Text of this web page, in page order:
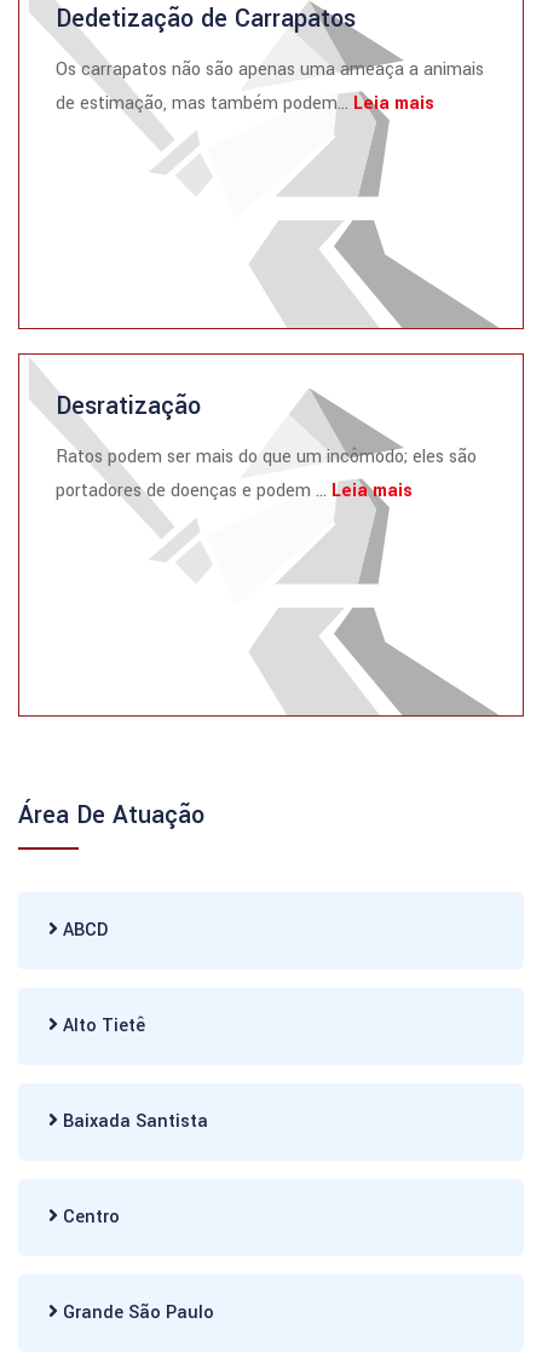
Dedetização de Carrapatos
Os carrapatos não são apenas uma ameaça a animais
de estimação, mas também podem... Leia mais
Desratização
Ratos podem ser mais do que um incômodo; eles são
portadores de doenças e podem ... Leia mais
Área De Atuação
ABCD
Alto Tietê
Baixada Santista
Centro
Grande São Paulo